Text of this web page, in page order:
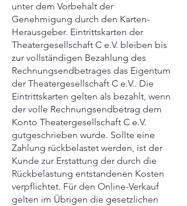
unter dem Vorbehalt der
Genehmigung durch den Karten-
Herausgeber. Eintrittskarten der
Theatergesellschaft C e.V. bleiben bis
zur vollständigen Bezahlung des
Rechnungsendbetrages das Eigentum
der Theatergesellschaft C e.V.. Die
Eintrittskarten gelten als bezahlt, wenn
der volle Rechnungsendbetrag dem
Konto Theatergesellschaft C e.V.
gutgeschrieben wurde. Sollte eine
Zahlung rückbelastet werden, ist der
Kunde zur Erstattung der durch die
Rückbelastung entstandenen Kosten
verpflichtet. Für den Online-Verkauf
gelten im Übrigen die gesetzlichen